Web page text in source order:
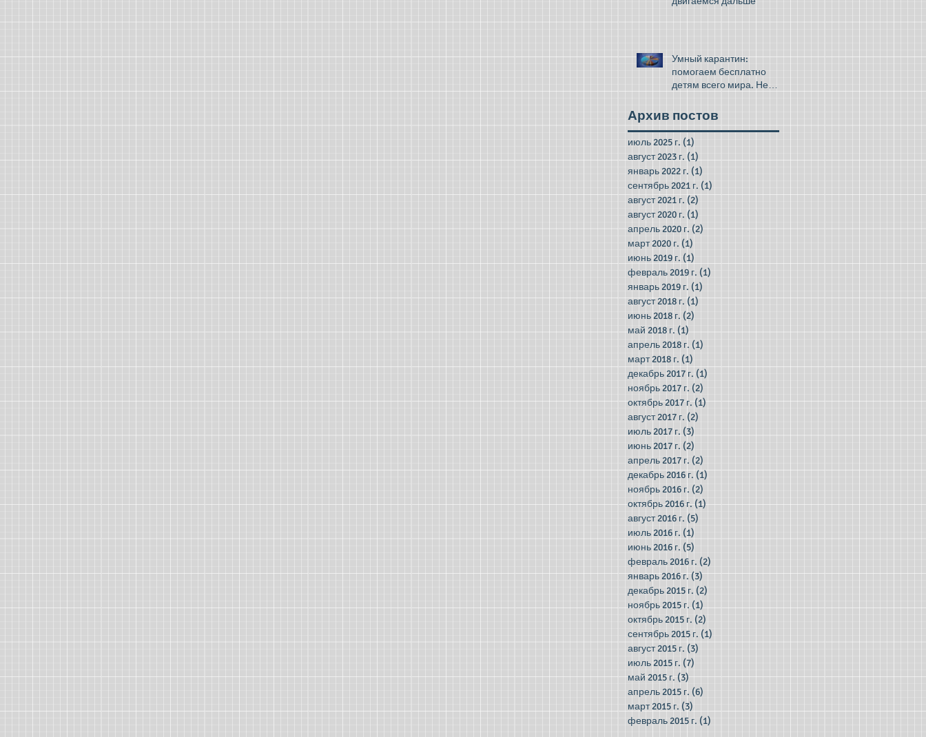
Умный карантин:
помогаем бесплатно
детям всего мира. Не
Архив постов
июль 2025 г. (1)
август 2023 г. (1)
январь 2022 г. (1)
сентябрь 2021 г. (1)
август 2021 г. (2)
август 2020 г. (1)
апрель 2020 г. (2)
март 2020 г. (1)
июнь 2019 г. (1)
февраль 2019 г. (1)
январь 2019 г. (1)
август 2018 г.(1)1 пост
июнь 2018 г. (2)
май 2018 г. (1)
апрель 2018 г. (1)
март 2018 г. (1)
декабрь 2017 г. (1)
ноябрь 2017 г. (2)
октябрь 2017 г.(1)1 пост
август 2017 г. (2)
июль 2017 г. (3)
июнь 2017 г. (2)
апрель 2017 г. (2)
декабрь 2016 г. (1)
ноябрь 2016 г. (2)
октябрь 2016 г.(1)1 пост
август 2016 г. (5)
июль 2016 г. (1)
июнь 2016 г. (5)
февраль 2016 г. (2)
январь 2016 г.(3)3 поста
декабрь 2015 г. (2)
ноябрь 2015 г.(1)1 пост
октябрь 2015 г. (2)
сентябрь 2015 г. (1)
август 2015 г. (3)
июль 2015 г. (7)
май 2015 г.(3)3 поста
апрель 2015 г. (6)
март 2015 г. (3)
февраль 2015 г. (1)